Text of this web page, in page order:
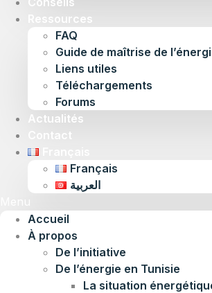
Ressources
FAQ
Guide de maîtrise de
Liens utiles
Téléchargements
Forums
Actualités
Contact
Français
العربية
Accueil
À propos
De l’initiative
De l’énergie en Tunisie
La situation